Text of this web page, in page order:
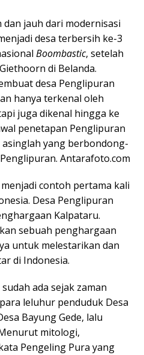
dan jauh dari modernisasi
desa terbersih ke-3
Boombastic, setelah
di Belanda.
desa Penglipuran
hanya terkenal oleh
juga dikenal hingga ke
penetapan Penglipuran
yang berbondong-
Antarafoto.com
contoh pertama kali
Desa Penglipuran
Kalpataru.
sebuah penghargaan
untuk melestarikan dan
di Indonesia.
ada sejak zaman
leluhur penduduk Desa
Bayung Gede, lalu
mitologi,
Pengeling Pura yang